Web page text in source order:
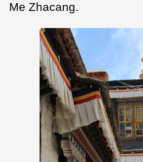
Me Zhacang.